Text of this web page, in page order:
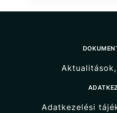
Adatkezelési